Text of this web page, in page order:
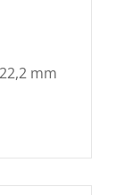
mm